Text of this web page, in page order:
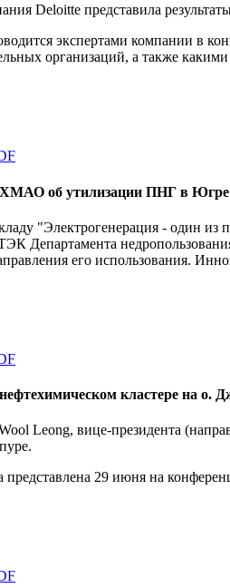
Deloitte представила
экспертами компании в
организаций, а также
об утилизации ПНГ в Югре
"Электрогенерация - один из
Департамента
его использования.
кластере на о.
Leong, вице-президента
представлена 29 июня на